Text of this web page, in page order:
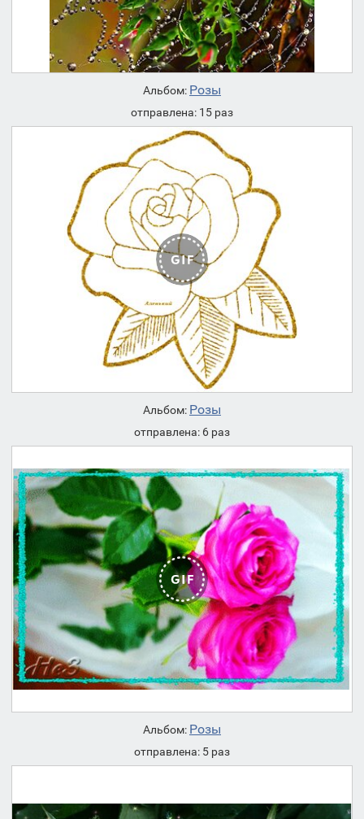
Альбом: Розы
отправлена: 15 раз
Альбом: Розы
отправлена: 6 раз
Альбом: Розы
отправлена: 5 раз